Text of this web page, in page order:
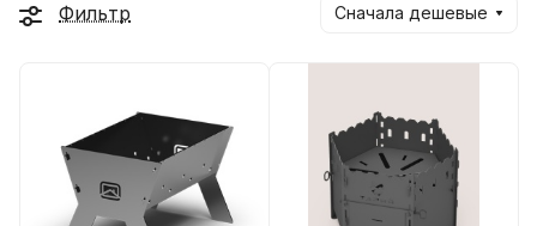
Фильтр Сначала дешевые